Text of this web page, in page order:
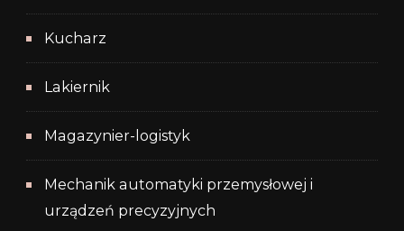
Kucharz
Lakiernik
Magazynier-logistyk
Mechanik automatyki przemysłowej i
urządzeń precyzyjnych